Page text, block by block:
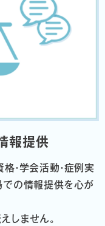
報提供
・学会活動・症例実
での情報提供を心が
しません。